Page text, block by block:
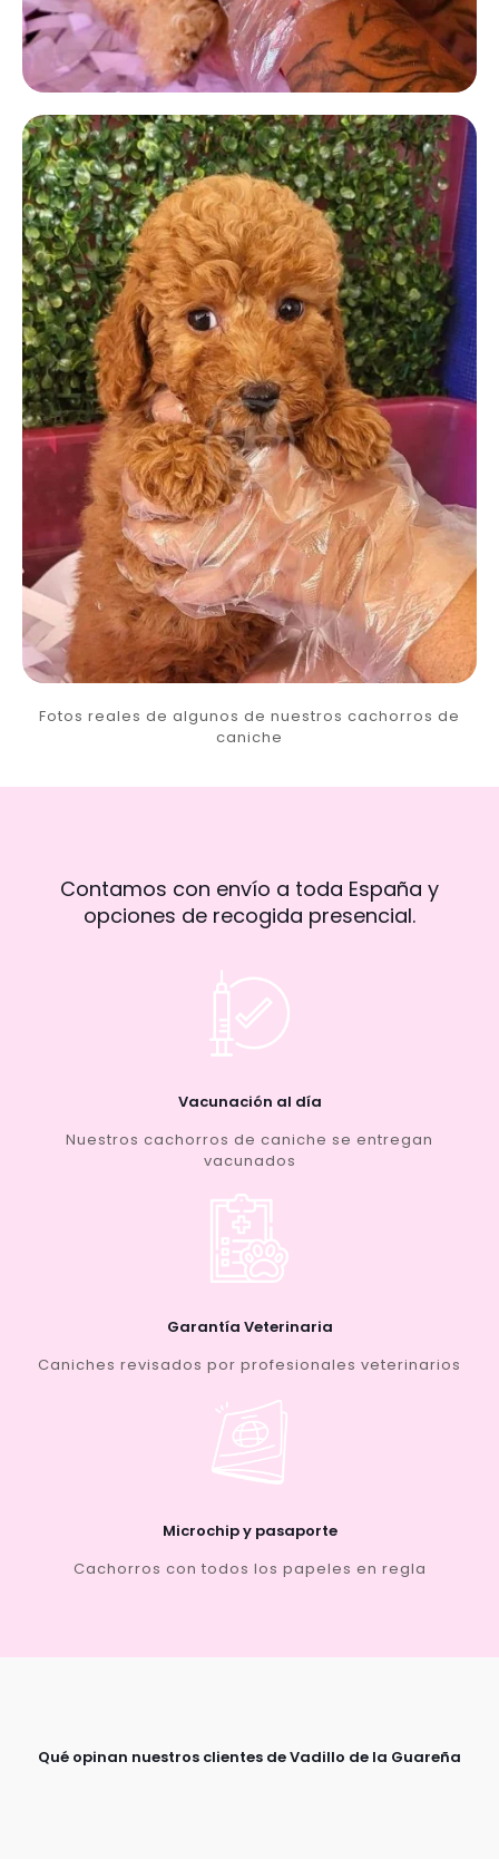
Fotos reales de algunos de nuestros cachorros de
caniche
Contamos con envío a toda España y
opciones de recogida presencial.
Vacunación al día
Nuestros cachorros de caniche se entregan
vacunados
Garantía Veterinaria
Caniches revisados por profesionales veterinarios
Microchip y pasaporte
Cachorros con todos los papeles en regla
Qué opinan nuestros clientes de Vadillo de la Guareña